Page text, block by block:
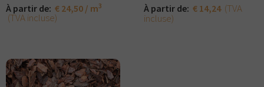
À partir de: € 24,50 / m3
(TVA incluse)
À partir de: € 14,24 (TVA
incluse)